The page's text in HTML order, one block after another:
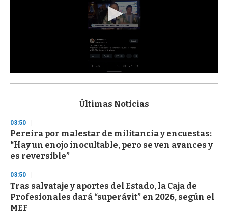
s
d
s
o
3
s
e
c
o
n
Últimas Noticias
03:50
Pereira por malestar de militancia y encuestas:
“Hay un enojo inocultable, pero se ven avances y
es reversible”
03:50
Tras salvataje y aportes del Estado, la Caja de
Profesionales dará “superávit” en 2026, según el
MEF